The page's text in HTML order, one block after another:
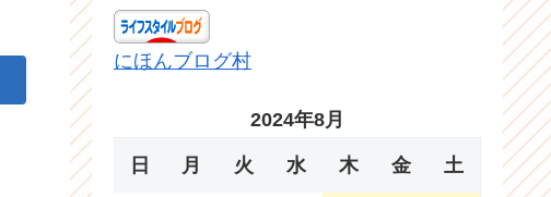
にほんブログ村
2024年8月
日 月 火 水 木 金 土